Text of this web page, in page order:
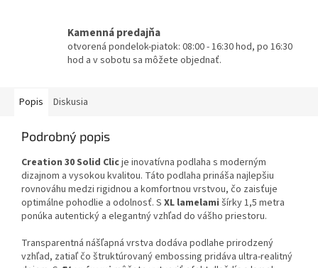
Kamenná predajňa
otvorená pondelok-piatok: 08:00 - 16:30 hod, po 16:30
hod a v sobotu sa môžete objednať.
Popis Diskusia
Podrobný popis
Creation 30 Solid Clicje inovatívna podlaha s moderným
dizajnom a vysokou kvalitou. Táto podlaha prináša najlepšiu
rovnováhu medzi rigidnou a komfortnou vrstvou, čo zaisťuje
optimálne pohodlie a odolnosť. S XL lamelami šírky 1,5 metra
ponúka autentický a elegantný vzhľad do vášho priestoru.
Transparentná nášľapná vrstva dodáva podlahe prirodzený
vzhľad, zatiaľ čo štruktúrovaný embossing pridáva ultra-realitný